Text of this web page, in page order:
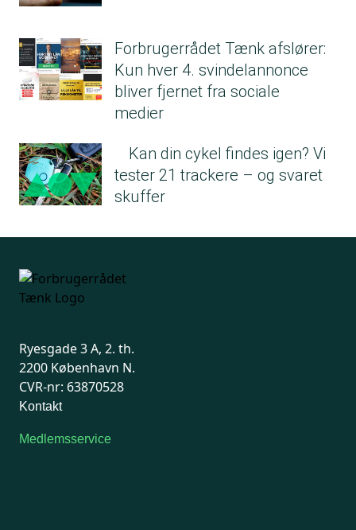
Forbrugerrådet Tænk afslører:
Kun hver 4. svindelannonce
bliver fjernet fra sociale
medier
Kan din cykel findes igen? Vi
tester 21 trackere – og svaret
skuffer
Ryesgade 3 A, 2. th.
2200 København N.
CVR-nr: 63870528
Kontakt
Medlemsservice